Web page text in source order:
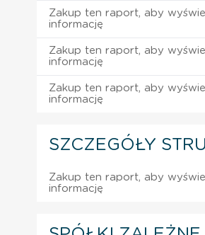
Zakup ten raport, aby
informację
Zakup ten raport, aby
informację
Zakup ten raport, aby
informację
SZCZEGÓŁY
Zakup ten raport, aby
informację